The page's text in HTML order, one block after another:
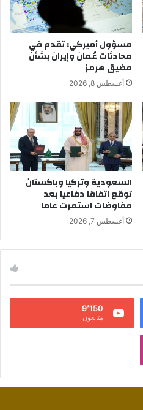
مسؤول أميركي: تقدم في
محادثات عُمان وإيران بشأن
مضيق هرمز
أغسطس 8, 2026
السعودية وتركيا وباكستان
توقع اتفاقا دفاعيا بعد
مفاوضات استمرت عاما
أغسطس 7, 2026
9٬150
متابعون